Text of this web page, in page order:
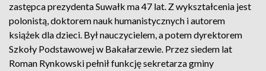
zastępca prezydenta Suwałk ma 47 lat. Z wykształcenia jest
polonistą, doktorem nauk humanistycznych i autorem
książek dla dzieci. Był nauczycielem, a potem dyrektorem
Szkoły Podstawowej w Bakałarzewie. Przez siedem lat
Roman Rynkowski pełnił funkcję sekretarza gminy